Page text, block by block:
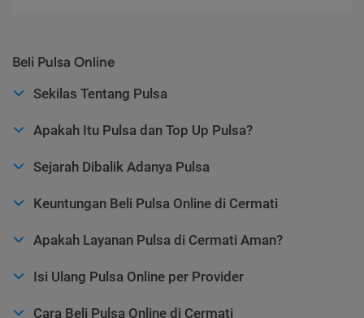
Beli Pulsa Online
Sekilas Tentang Pulsa
Apakah Itu Pulsa dan Top Up Pulsa?
Sejarah Dibalik Adanya Pulsa
Keuntungan Beli Pulsa Online di Cermati
Apakah Layanan Pulsa di Cermati Aman?
Isi Ulang Pulsa Online per Provider
Cara Beli Pulsa Online di Cermati